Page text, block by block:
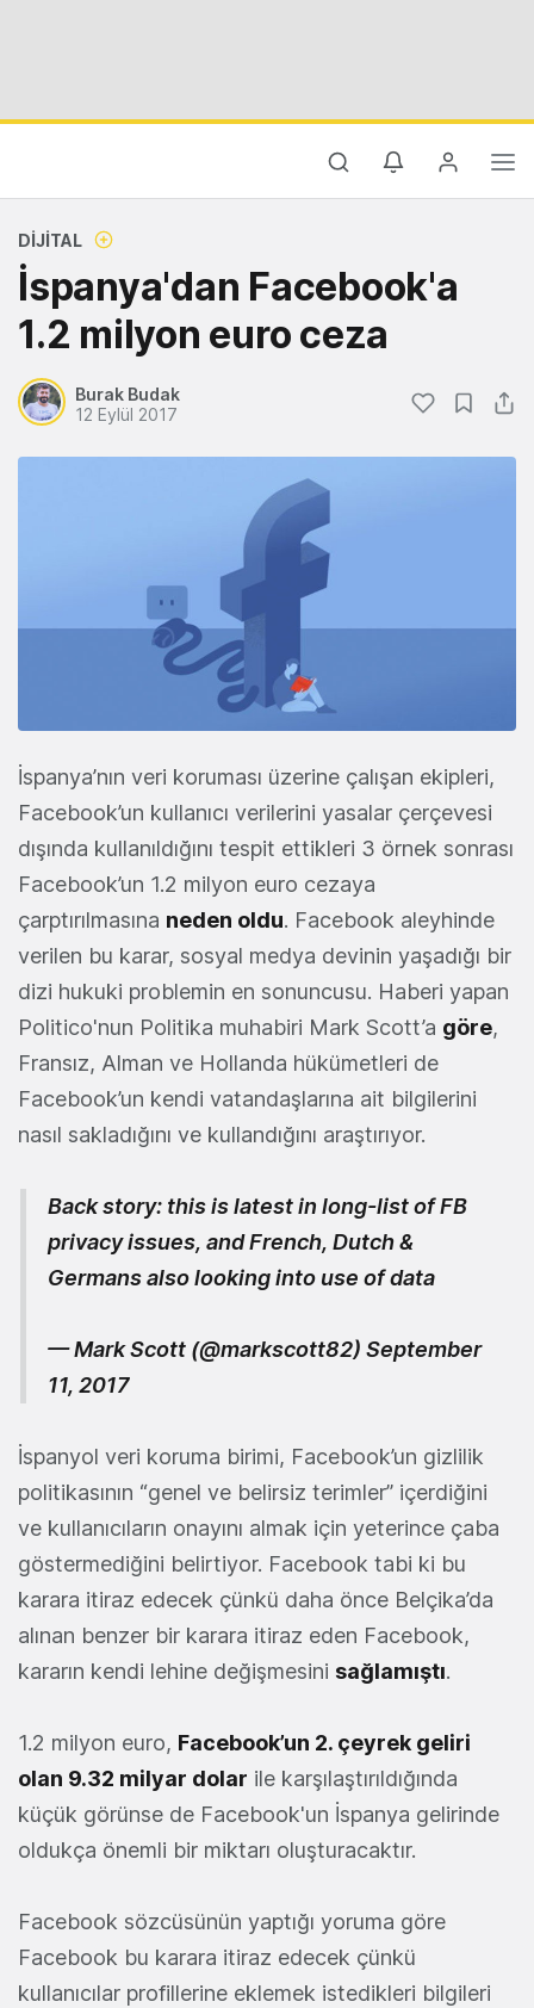
DIJITAL
İspanya'dan Facebook'a
1.2 milyon euro ceza
Burak Budak
12 Eylül 2017
İspanya’nın veri koruması üzerine çalışan ekipleri,
Facebook’un kullanıcı verilerini yasalar çerçevesi
dışında kullanıldığını tespit ettikleri 3 örnek sonrası
Facebook’un 1.2 milyon euro cezaya
çarptırılmasına neden oldu. Facebook aleyhinde
verilen bu karar, sosyal medya devinin yaşadığı bir
dizi hukuki problemin en sonuncusu. Haberi yapan
Politico'nun Politika muhabiri Mark Scott’a göre,
Fransız, Alman ve Hollanda hükümetleri de
Facebook’un kendi vatandaşlarına ait bilgilerini
nasıl sakladığını ve kullandığını araştırıyor.
Back story: this is latest in long-list of FB
privacy issues, and French, Dutch &
Germans also looking into use of data
— Mark Scott (@markscott82) September
11, 2017
İspanyol veri koruma birimi, Facebook’un gizlilik
politikasının “genel ve belirsiz terimler” içerdiğini
ve kullanıcıların onayını almak için yeterince çaba
göstermediğini belirtiyor. Facebook tabi ki bu
karara itiraz edecek çünkü daha önce Belçika’da
alınan benzer bir karara itiraz eden Facebook,
kararın kendi lehine değişmesini sağlamıştı.
1.2 milyon euro, Facebook’un 2. çeyrek geliri
olan 9.32 milyar dolar ile karşılaştırıldığında
küçük görünse de Facebook'un İspanya gelirinde
oldukça önemli bir miktarı oluşturacaktır.
Facebook sözcüsünün yaptığı yoruma göre
Facebook bu karara itiraz edecek çünkü
kullanıcılar profillerine eklemek istedikleri bilgileri